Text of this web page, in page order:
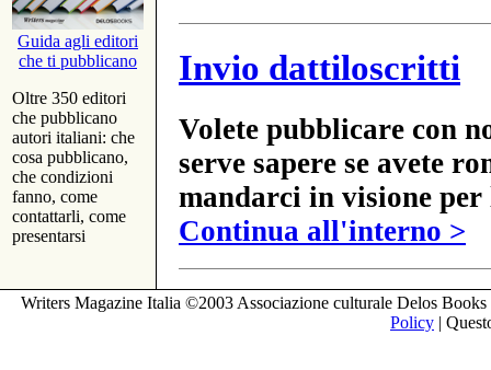
Guida agli editori
che ti pubblicano
Oltre 350 editori
che pubblicano
autori italiani: che
cosa pubblicano,
che condizioni
fanno, come
contattarli, come
presentarsi
Invio dattiloscritti
Volete pubblicare con
serve sapere se avete
mandarci in visione
Continua all'interno >
Writers Magazine Italia ©2003 Associazione culturale Delos
Policy |